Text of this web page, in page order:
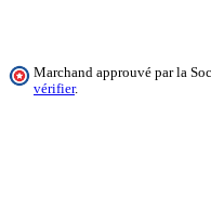
Marchand approuvé par la
vérifier.